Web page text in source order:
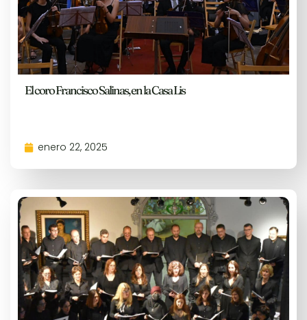
El coro Francisco Salinas, en la Casa Lis
enero 22, 2025